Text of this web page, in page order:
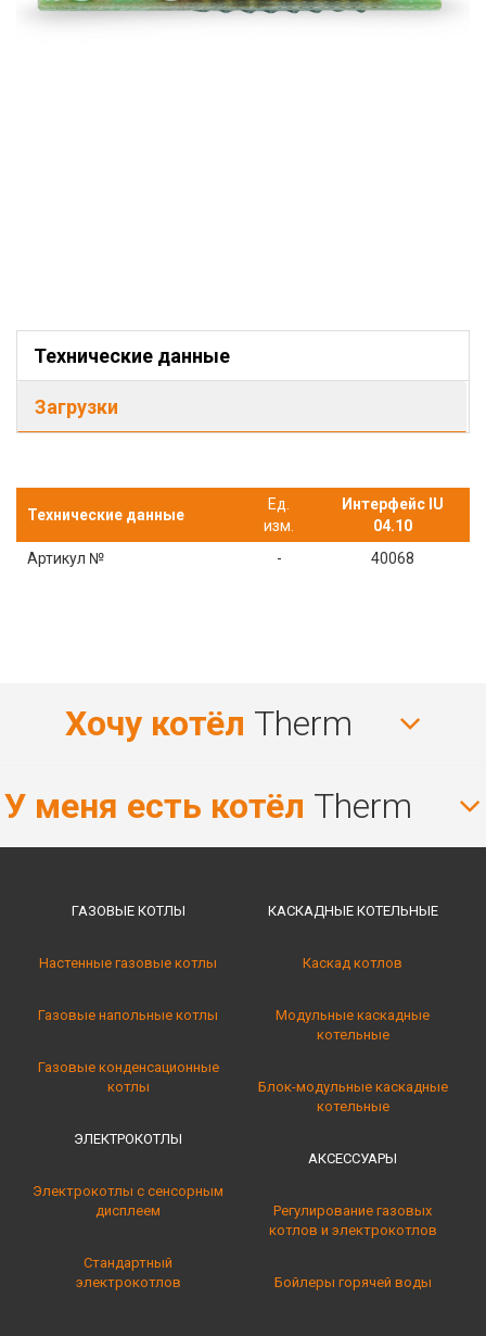
Технические данные
Загрузки
Технические данные
Ед.
изм.
Интерфейс IU
04.10
Артикул №
- 40068
Хочу котёл Therm
У меня есть котёл Therm
ГАЗОВЫЕ КОТЛЫ
Настенные газовые котлы
Газовые напольные котлы
Газовые конденсационные
котлы
ЭЛЕКТРОКОТЛЫ
Электрокотлы с сенсорным
дисплеем
Стандартный
электрокотлов
КАСКАДНЫЕ КОТЕЛЬНЫE
Каскад котлов
Модульные каскадные
котельные
Блок-модульные каскадные
котельные
АКСЕССУАРЫ
Регулирование газовых
котлов и электрокотлов
Бойлеры горячей воды